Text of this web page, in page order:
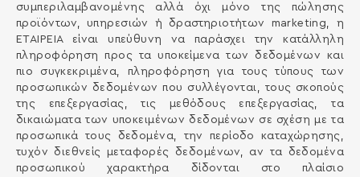
συμπεριλαμβανομένης αλλά όχι μόνο της πώλησης
προϊόντων, υπηρεσιών ή δραστηριοτήτων marketing, η
ΕΤΑΙΡΕΙΑ είναι υπεύθυνη να παράσχει την κατάλληλη
πληροφόρηση προς τα υποκείμενα των δεδομένων και
πιο συγκεκριμένα, πληροφόρηση για τους τύπους των
προσωπικών δεδομένων που συλλέγονται, τους σκοπούς
της επεξεργασίας, τις μεθόδους επεξεργασίας, τα
δικαιώματα των υποκειμένων δεδομένων σε σχέση με τα
προσωπικά τους δεδομένα, την περίοδο καταχώρησης,
τυχόν διεθνείς μεταφορές δεδομένων, αν τα δεδομένα
προσωπικού χαρακτήρα δίδονται στο πλαίσιο